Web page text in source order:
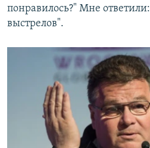
понравилось?" Мне
выстрелов".